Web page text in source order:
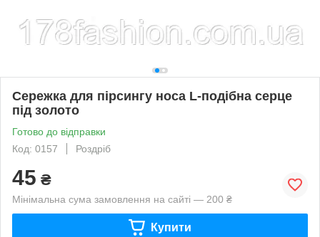
Сережка для пірсингу носа L-подібна серце
під золото
Готово до відправки
Код: 0157
Роздріб
45 ₴
Мінімальна сума замовлення на сайті — 200 ₴
Купити